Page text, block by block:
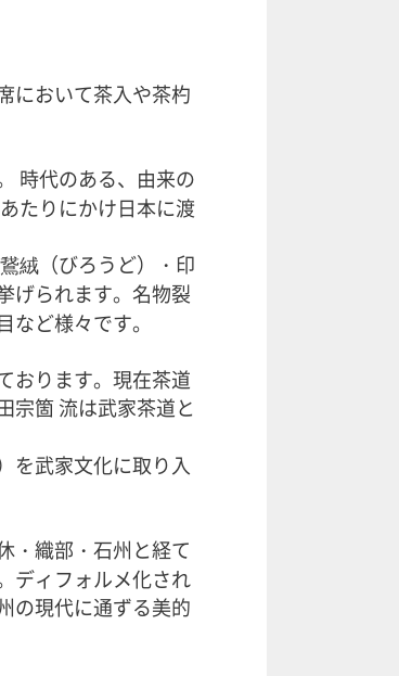
において茶入や茶杓
時代のある、由来の
たりにかけ日本に渡
絨（びろうど）・印
げられます。名物裂
ど様々です。
おります。現在茶道
宗箇 流は武家茶道と
を武家文化に取り入
・織部・石州と経て
ディフォルメ化され
の現代に通ずる美的